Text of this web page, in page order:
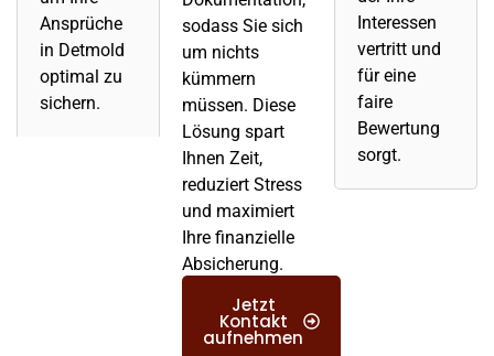
Ansprüche
in Detmold
optimal zu
sichern.
sodass Sie sich
um nichts
kümmern
müssen. Diese
Lösung spart
Ihnen Zeit,
reduziert Stress
und maximiert
Ihre finanzielle
Absicherung.
Jetzt
Kontakt
aufnehmen
Interessen
vertritt und
für eine
faire
Bewertung
sorgt.